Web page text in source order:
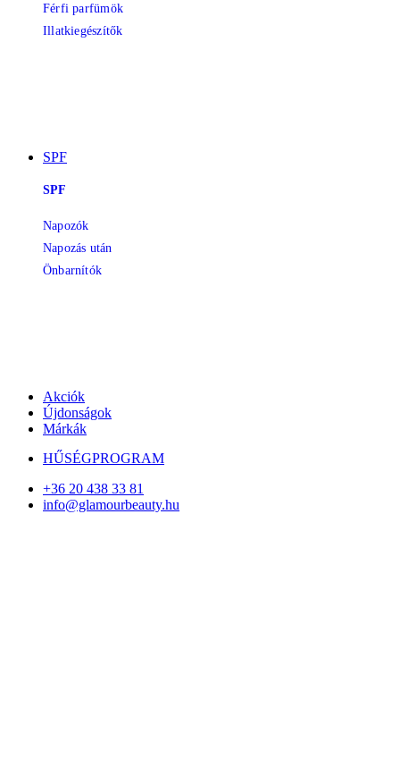
Férfi parfümök
Illatkiegészítők
SPF
SPF
Napozók
Napozás után
Önbarnítók
Akciók
Újdonságok
Márkák
HŰSÉGPROGRAM
+36 20 438 33 81
info@glamourbeauty.hu